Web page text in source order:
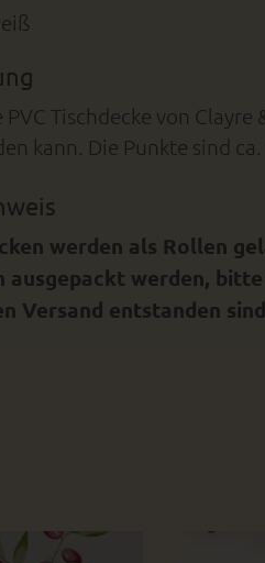
Tischdecke von
kann. Die Punkte sind ca.
werden als Rollen
ausgepackt werden,
Versand entstanden